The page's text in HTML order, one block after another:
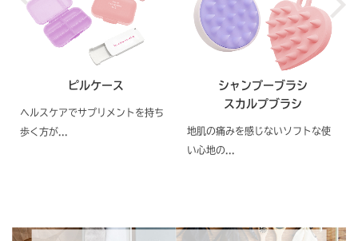
ピルケース
ヘルスケアでサプリメントを持ち
歩く方が...
シャンプーブラシ
スカルプブラシ
地肌の痛みを感じないソフトな使
い心地の...